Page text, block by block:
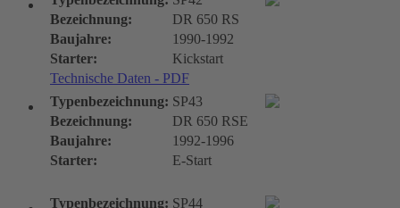
Bezeichnung:
DR 650 RS
Baujahre:
1990-1992
Starter:
Kickstart
Technische Daten - PDF
Typenbezeichnung: SP43
Bezeichnung:
DR 650 RSE
Baujahre:
1992-1996
Starter:
E-Start
Typenbezeichnung: SP44